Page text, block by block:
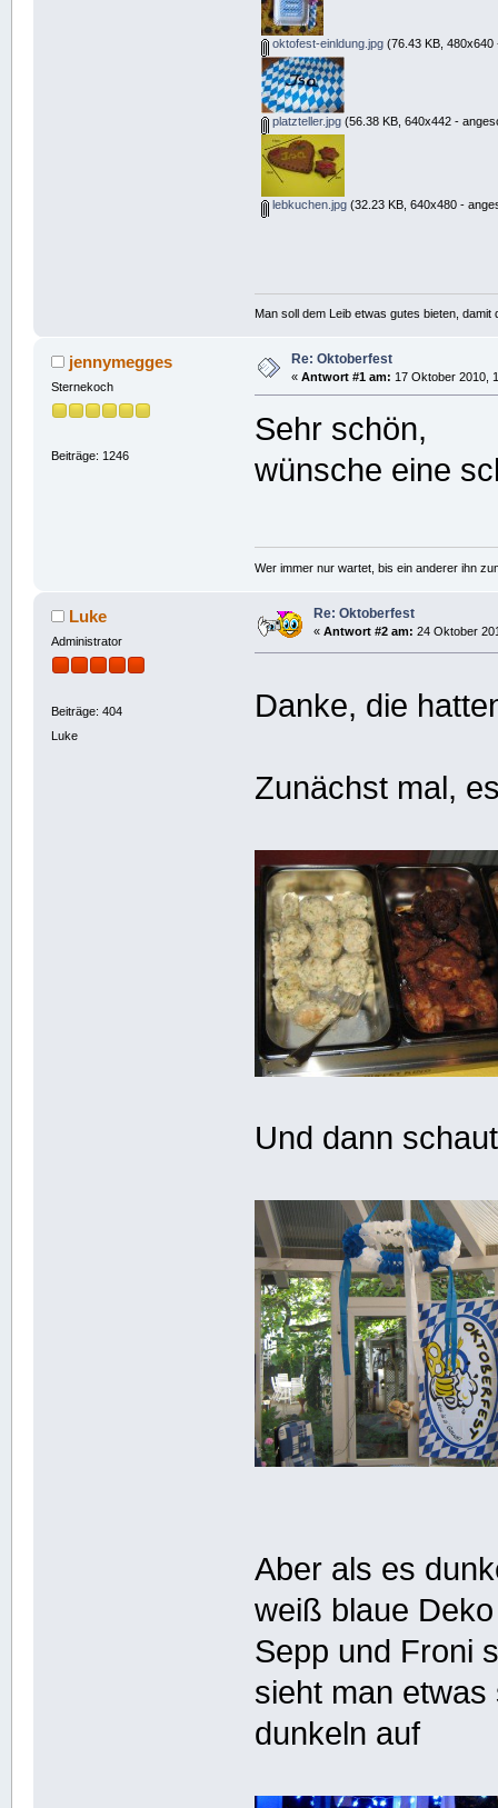
oktofest-einldung.jpg(76.43 KB, 480x640
platzteller.jpg(56.38 KB, 640x442 -
lebkuchen.jpg(32.23 KB, 640x480 -
Man soll dem Leib etwas gutes bieten,
jennymegges
Sternekoch
Beiträge: 1246
Re: Oktoberfest
« Antwort #1 am: 17 Oktober 2010,
Sehr schön,
wünsche eine
Wer immer nur wartet, bis ein anderer ihn
Luke
Administrator
Beiträge: 404
Luke
Re: Oktoberfest
« Antwort #2 am: 24 Oktober
Danke, die
Zunächst mal,
Und dann
Aber als es
weiß blaue
Sepp und Froni
sieht man
dunkeln auf